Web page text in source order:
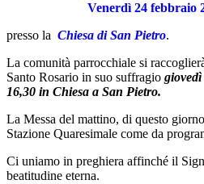
Venerdì 24 febbraio
presso la Chiesa di San Pietro.
La comunità parrocchiale si
Santo Rosario in suo suffragio
16,30 in Chiesa a San Pietro.
La Messa del mattino, di questo
Stazione Quaresimale come da
Ci uniamo in preghiera affinché il
beatitudine eterna.